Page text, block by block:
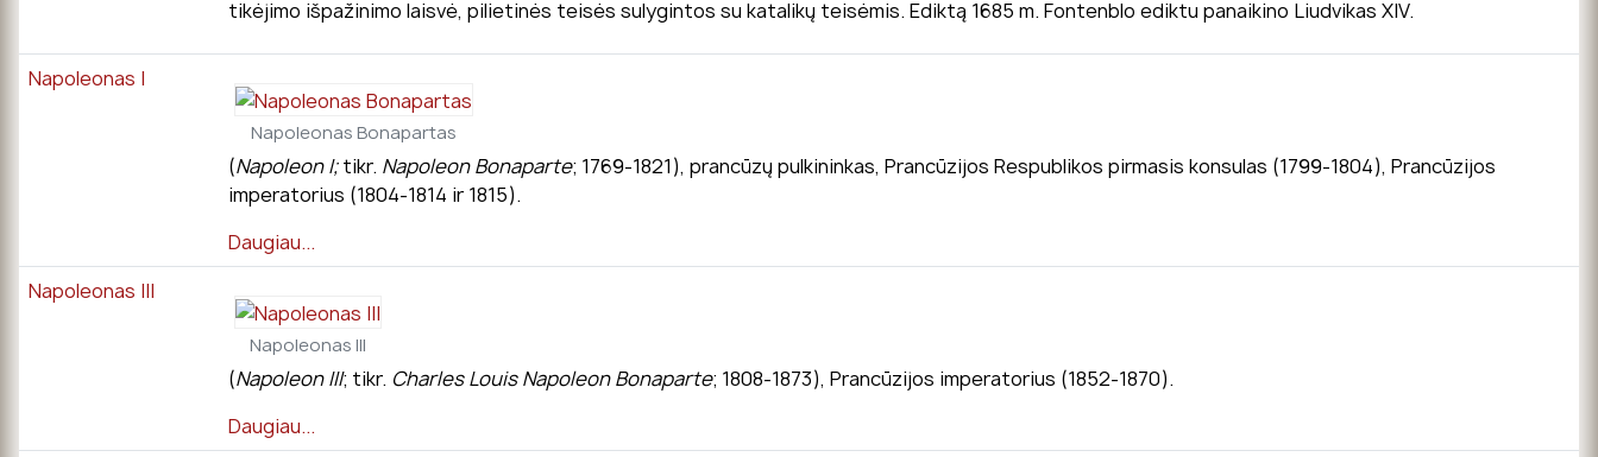
tikėjimo išpažinimo laisvė, pilietinės teisės sulygintos su katalikų teisėmis. Ediktą 1685 m. Fontenblo ediktu panaikino Liudvikas XIV.
Napoleonas I
Napoleonas Bonapartas
(Napoleon I;tikr. Napoleon Bonaparte; 1769-1821), prancūzų pulkininkas, Prancūzijos Respublikos pirmasis konsulas (1799-1804), Prancūzijos
imperatorius (1804-1814 ir 1815).
Daugiau...
Napoleonas III
Napoleonas III
(Napoleon III; tikr. Charles Louis Napoleon Bonaparte; 1808-1873), Prancūzijos imperatorius (1852-1870).
Daugiau...